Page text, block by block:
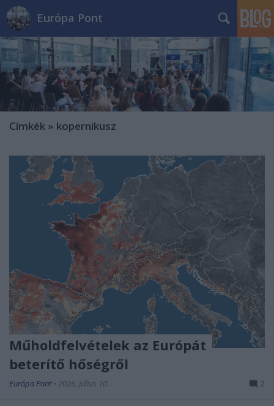
Európa Pont
Címkék » kopernikusz
Műholdfelvételek az Európát
beterítő hőségről
Európa Pont • 2026. július 10. 2